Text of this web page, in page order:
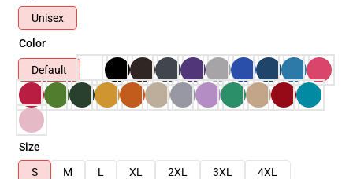
Unisex
Color
Default
Size
S
M L XL 2XL 3XL
4XL